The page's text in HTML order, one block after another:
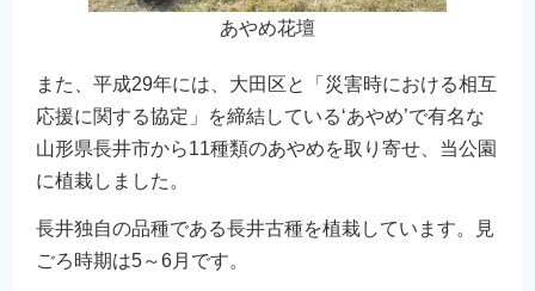
あやめ花壇
また、平成29年には、大田区と「災害時における相互
応援に関する協定」を締結している‘あやめ’で有名な
山形県長井市から11種類のあやめを取り寄せ、当公園
に植栽しました。
長井独自の品種である長井古種を植栽しています。見
ごろ時期は5～6月です。